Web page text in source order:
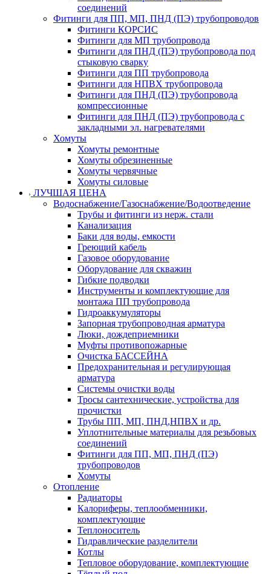
соединений
Фитинги для ПП, МП, ПНД (ПЭ) трубопроводов
Фитинги КОРСИС
Фитинги для МП трубопровода
Фитинги для ПНД (ПЭ) трубопровода под
стыковую сварку
Фитинги для ПП трубопровода
Фитинги для НПВХ трубопровода
Фитинги для ПНД (ПЭ) трубопровода
компрессионные
Фитинги для ПНД (ПЭ) трубопровода с
закладными эл. нагревателями
Хомуты
Хомуты ремонтные
Хомуты обрезиненные
Хомуты червячные
Хомуты силовые
ЛУЧШАЯ ЦЕНА
Водоснабжение/Газоснабжение/Водоотведение
Трубы и фитинги из нерж. стали
Канализация
Баки для воды, емкости
Греющий кабель
Газовое оборудование
Оборудование для скважин
Гибкие подводки
Инструменты и комплектующие для
монтажа ПП трубопровода
Гидроаккумуляторы
Запорная трубопроводная арматура
Люки, дождеприемники
Муфты противопожарные
Очистка БАССЕЙНА
Предохранительная и регулирующая
арматура
Системы очистки воды
Тросы сантехнические, устройства для
прочистки
Трубы ПП, МП, ПНД,НПВХ и др.
Уплотнительные материалы для резьбовых
соединений
Фитинги для ПП, МП, ПНД (ПЭ)
трубопроводов
Хомуты
Отопление
Радиаторы
Калориферы, теплообменники,
комплектующие
Теплоноситель
Гидравлические разделители
Котлы
Тепловое оборудование, комплектующие